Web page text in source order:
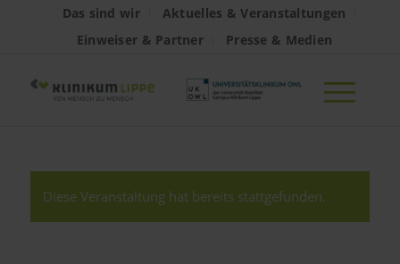
Das sind wir
Aktuelles & Veranstaltungen
Einweiser & Partner
Presse & Medien
Diese Veranstaltung hat bereits stattgefunden.